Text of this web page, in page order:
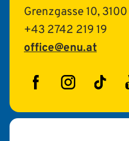
Grenzgasse 10,
+43 2742 219 19
office@enu.at
Facebook